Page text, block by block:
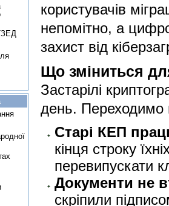
користувачів
непомітно, а
захист від
Що зміниться
Застарілі
день. Переходимо
Старі КЕП
кінця строку
перевипускати
Документи не
скріпили